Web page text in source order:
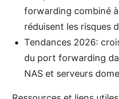
forwarding combiné
réduisent les risques
Tendances 2026:
du port forwarding
NAS et serveurs